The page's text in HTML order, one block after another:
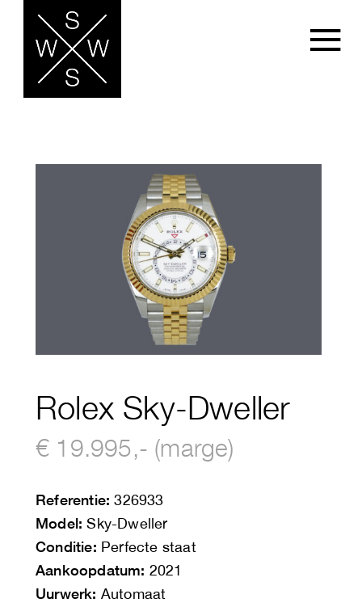
Rolex Sky-Dweller
€ 19.995,- (marge)
Referentie: 326933
Model: Sky-Dweller
Conditie: Perfecte staat
Aankoopdatum: 2021
Uurwerk: Automaat